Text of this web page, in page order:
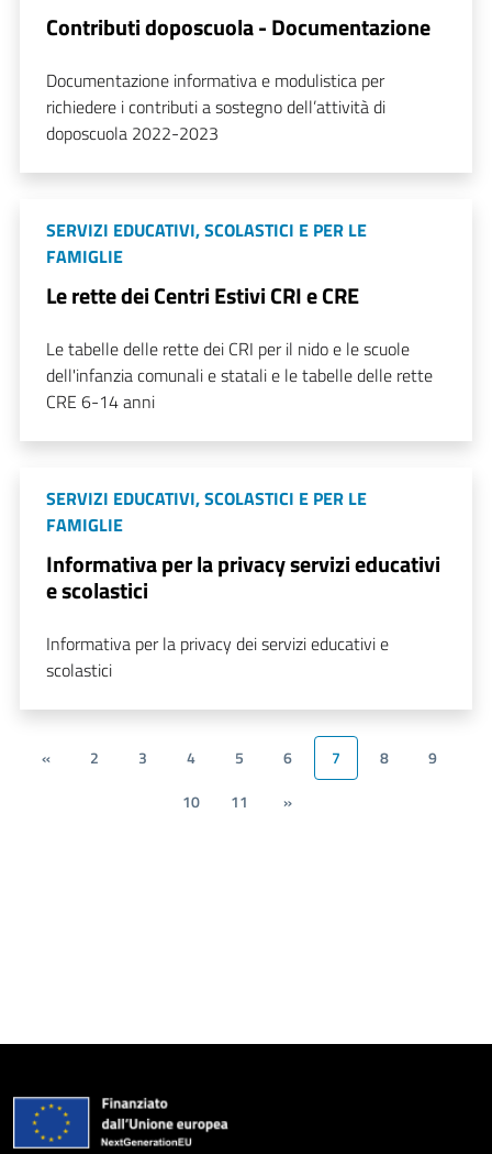
Contributi doposcuola - Documentazione
Documentazione informativa e modulistica per
richiedere i contributi a sostegno dell’attività di
doposcuola 2022-2023
SERVIZI EDUCATIVI, SCOLASTICI E PER LE
FAMIGLIE
Le rette dei Centri Estivi CRI e CRE
Le tabelle delle rette dei CRI per il nido e le scuole
dell'infanzia comunali e statali e le tabelle delle rette
CRE 6-14 anni
SERVIZI EDUCATIVI, SCOLASTICI E PER LE
FAMIGLIE
Informativa per la privacy servizi educativi
e scolastici
Informativa per la privacy dei servizi educativi e
scolastici
« 2 3 4 5 6 7 8
9
10
11 »